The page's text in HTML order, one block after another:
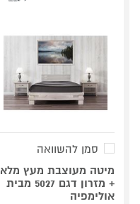
סמן להשוואה
מיטה מעוצבת מעץ מלא
+ מזרון דגם 5027 מבית
אולימפיה